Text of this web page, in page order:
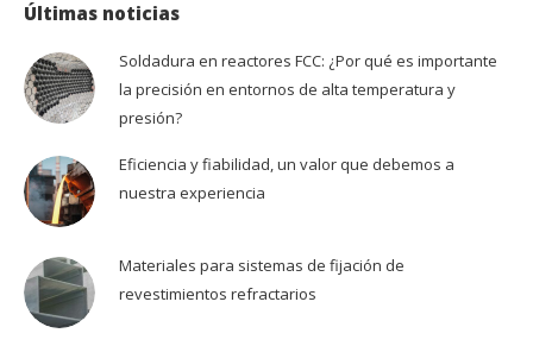
Últimas noticias
Soldadura en reactores FCC: ¿Por qué es importante
la precisión en entornos de alta temperatura y
presión?
Eficiencia y fiabilidad, un valor que debemos a
nuestra experiencia
Materiales para sistemas de fijación de
revestimientos refractarios